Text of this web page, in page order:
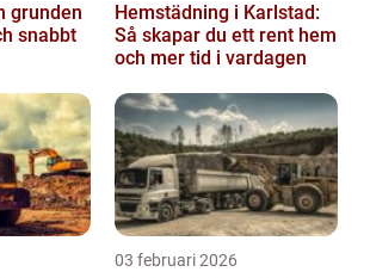
snabbt
Hemstädning i Karlstad:
Så skapar du ett rent hem
och mer tid i vardagen
03 februari 2026